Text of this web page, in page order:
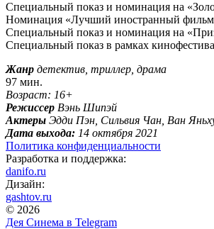
Специальный показ и номинация на
Номинация «Лучший иностранный
Специальный показ и номинация на
Специальный показ в рамках
Жанр детектив, триллер, драма
97 мин.
Возраст: 16+
Режиссер Вэнь Шипэй
Актеры Эдди Пэн, Сильвия Чан, Ван
Дата выхода: 14 октября 2021
Политика конфиденциальности
Разработка и поддержка:
danifo.ru
Дизайн:
gashtov.ru
© 2026
Дея Синема в Telegram